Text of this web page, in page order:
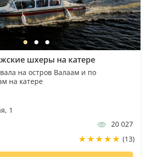
шхеры на катере
на остров Валаам и по
на катере
1
20 027
(13)